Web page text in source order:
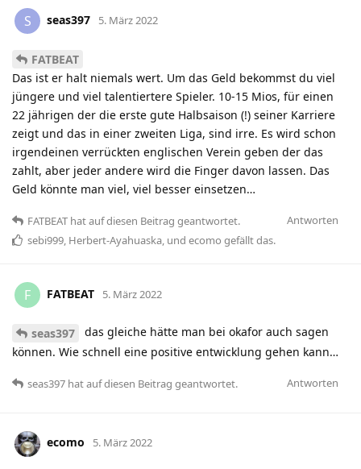
S seas397 5. März 2022
FATBEAT
Das ist er halt niemals wert. Um das Geld bekommst du viel
jüngere und viel talentiertere Spieler. 10-15 Mios, für einen
22 jährigen der die erste gute Halbsaison (!) seiner Karriere
zeigt und das in einer zweiten Liga, sind irre. Es wird schon
irgendeinen verrückten englischen Verein geben der das
zahlt, aber jeder andere wird die Finger davon lassen. Das
Geld könnte man viel, viel besser einsetzen…
Antworten
FATBEAT hatauf diesen Beitrag geantwortet.
sebi999, Herbert-Ayahuaska, und ecomo gefällt das.
F FATBEAT 5. März 2022
seas397
das gleiche hätte man bei okafor auch sagen
können. Wie schnell eine positive entwicklung gehen kann…
Antworten
seas397 hatauf diesen Beitrag geantwortet.
ecomo 5. März 2022